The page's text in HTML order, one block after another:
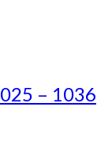
– 1036